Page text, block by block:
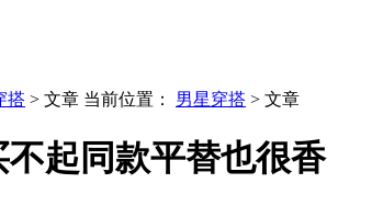
搭 > 文章 当前位置： 男星穿搭 > 文章
起同款平替也很香